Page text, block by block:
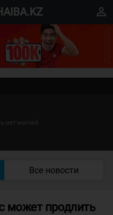
perm_identity
нет матчей
Все новости
может продлить